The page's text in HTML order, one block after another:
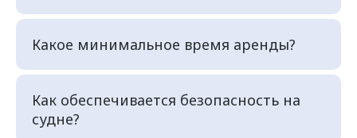
Какое минимальное время аренды?
Как обеспечивается безопасность на
судне?